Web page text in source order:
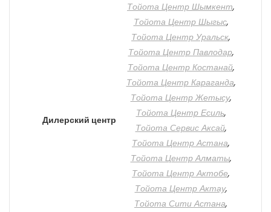
Дилерский центр
Тойота Центр Шымкент,
Тойота Центр Шыгыс,
Тойота Центр Уральск,
Тойота Центр Павлодар,
Тойота Центр Костанай,
Тойота Центр Караганда,
Тойота Центр Жетысу,
Тойота Центр Есиль,
Тойота Сервис Аксай,
Тойота Центр Астана,
Тойота Центр Алматы,
Тойота Центр Актобе,
Тойота Центр Актау,
Тойота Сити Астана,